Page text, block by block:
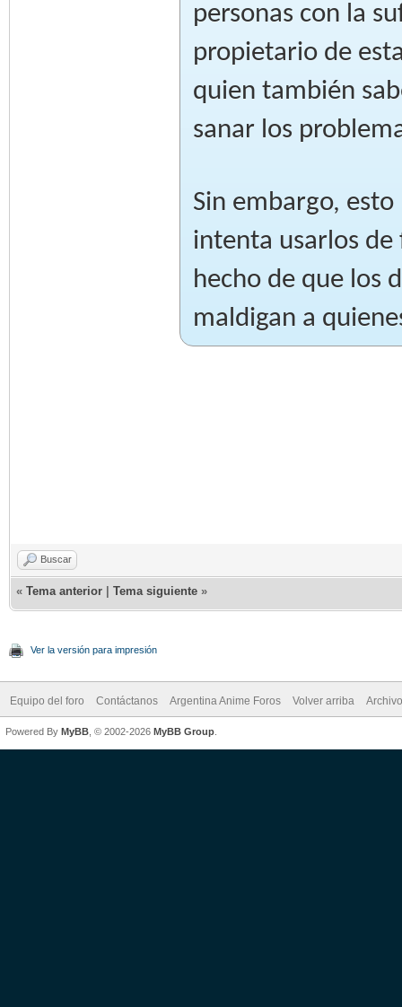
personas con la
propietario de
quien también
sanar los
Sin embargo,
intenta usarlos
hecho de que los
maldigan a
Buscar
« Tema anterior Tema siguiente »
Ver la versión para impresión
Equipo del foro Contáctanos Argentina Anime Foros Volver arriba
Powered By MyBB , © 2002-2026 MyBB Group